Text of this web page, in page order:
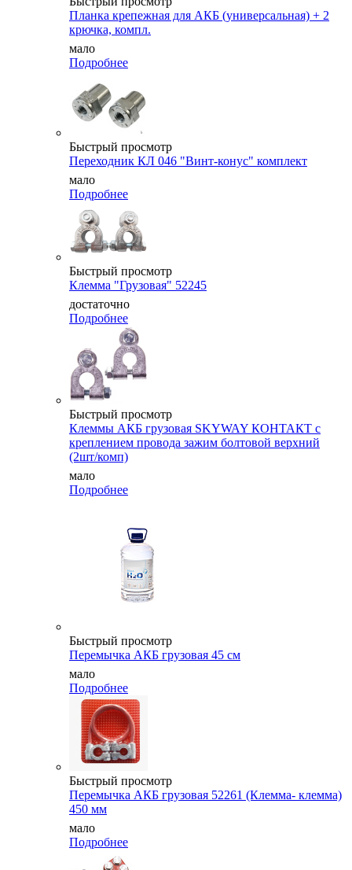
Планка крепежная для АКБ (универсальная) + 2
крючка, компл.
мало
Подробнее
Быстрый просмотр
Переходник КЛ 046 "Винт-конус" комплект
мало
Подробнее
Быстрый просмотр
Клемма "Грузовая" 52245
достаточно
Подробнее
Быстрый просмотр
Клеммы АКБ грузовая SKYWAY КОНТАКТ с
креплением провода зажим болтовой верхний
(2шт/комп)
мало
Подробнее
Быстрый просмотр
Перемычка АКБ грузовая 45 см
мало
Подробнее
Быстрый просмотр
Перемычка АКБ грузовая 52261 (Клемма- клемма)
450 мм
мало
Подробнее